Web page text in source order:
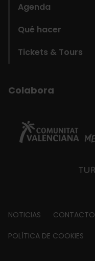
Agenda
Qué hacer
Tickets & Tours
Colabora
Footer
about
NOTICIAS CONTACTO
POLÍTICA DE COOKIES